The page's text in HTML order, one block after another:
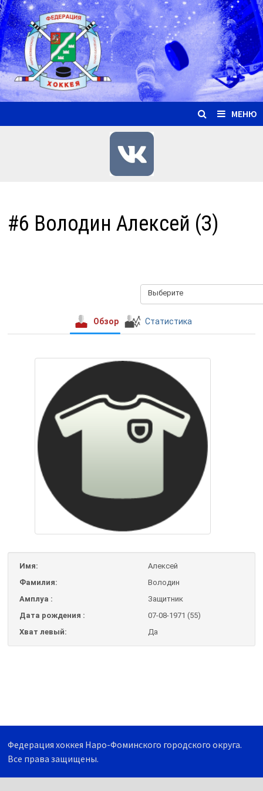
Перейти
к
содержимому
МЕНЮ
#6 Володин Алексей (З)
Выберите
Обзор Статистика
Имя:
Алексей
Фамилия:
Володин
Амплуа :
Защитник
Дата рождения :
07-08-1971 (55)
Хват левый:
Да
Федерация хоккея Наро-Фоминского городского округа.
Все права защищены.